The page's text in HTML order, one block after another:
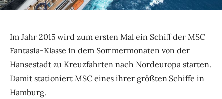
Im Jahr 2015 wird zum ersten Mal ein Schiff der MSC
Fantasia-Klasse in dem Sommermonaten von der
Hansestadt zu Kreuzfahrten nach Nordeuropa starten.
Damit stationiert MSC eines ihrer größten Schiffe in
Hamburg.